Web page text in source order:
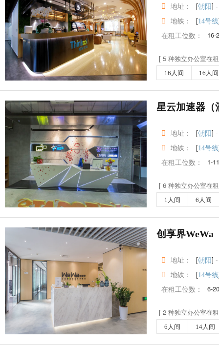
地址： [朝阳]
地铁：
[14号线
在租工位数：
16-
[ 5 种独立办公室在
16人间 16人间
星云加速器（
地址： [朝阳]
地铁：
[14号线
在租工位数：
1-
[ 6 种独立办公室在
1人间 6人间
创享界WeWa
地址： [朝阳]
地铁：
[14号线
在租工位数：
6-
[ 2 种独立办公室在
6人间 14人间